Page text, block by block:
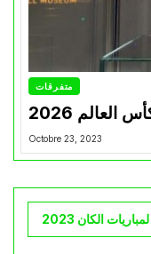
متفرقات
2026
Octobre 23, 2023
الكان 2023